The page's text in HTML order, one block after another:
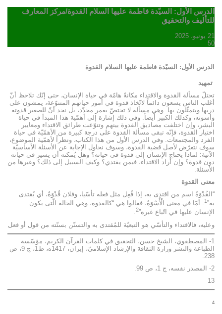
الدرس الأول: السيّدة فاطمة عليها السلام القدوة/مركز المعارف
للتأليف والتحقيق
21 يونيو، 2025
50
الدرس الأول: السيّدة فاطمة عليها السلام القدوة
تمهيد
تحتلّ مسألة القدوة والاقتداء مكانةً هامّة في حياة الإنسان، حتى إنّك تلاحظ أنّ
أغلب الناس يسعون دائماً لاتّخاذ قدوة في أمور حياتهم المتنوّعة، يمشون على
دربها ويتمثّلون بها. وهي مسألة لا تختصّ بعمر محدّد، بل نجد أنّ للصغير قدوته
وأسوته، وكذلك الكبير أيضاً. وفي ذلك إشارة إلى أهمّية هذا المبدأ في حياة
البشر، وإن اختلفت مصاديق القدوة بينهم وتنوّعت طرائق الاقتداء ومعايير
اختيار القدوة، فإنّه تبقى مسألة القدوة على درجة كبيرة من الأهمّيّة في حياة
الفرد والمجتمعات. وفي الدرس الأول من هذا الكتاب، ونظراً لأهمّية الموضوع،
سوف نتعرّض لأصل قضية القدوة، وسوف نحاول الإجابة عن الأسئلة الأساسيّة
الآتية: لماذا يحتاج الإنسان إلى قدوة في حياته؟ وهل يُمكنه أن يسير في حياته
دون قدوة؟ وإن أراد الاقتداء، فبمن يقتدي؟ وكيف السبيل إلى ذلك؟ وغيرها من
الأسئلة.
معنى القدوة
“القُدْوَةُ اسم من اقتدى به، إذا فُعِل مثل فعله تأسّيا، وفلان‏ قُدْوَةٌ، أي يُقتدى
به”1. أمّا في معنى الْأُسْوَةُ، فقالوا هي “كالقدوة، وهي الحالة الّتى يكون
الإنسان عليها في اتّباع غيره”2
.
وعليه، فالاقتداء والتأسّي هو التبعيّة للمُقتدى به والتسنّن بسنّته من قول أو فعل
1- المصطفوي، الشيخ حسن، التحقيق في كلمات القرآن الكريم، مؤسّسة
الطباعة والنشر وزارة الثقافة والإرشاد الإسلاميّ، إيران، 1417ه، ط1، ج‏ 9، ص
238.
2- المصدر نفسه، ج 1، ص 99.
13
4